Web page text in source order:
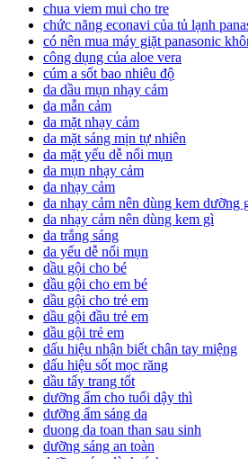
chua viem mui cho tre
chức năng econavi của tủ lạnh
có nên mua máy giặt panasonic
công dụng của aloe vera
cúm a sốt bao nhiêu độ
da dầu mụn nhạy cảm
da mẫn cảm
da mặt nhạy cảm
da mặt sáng mịn tự nhiên
da mặt yếu dễ nổi mụn
da mụn nhạy cảm
da nhạy cảm
da nhạy cảm nên dùng kem dưỡng
da nhạy cảm nên dùng kem gì
da trắng sáng
da yếu dễ nổi mụn
dầu gội cho bé
dầu gội cho em bé
dầu gội cho trẻ em
dầu gội đầu trẻ em
dầu gội trẻ em
dấu hiệu nhận biết chân tay miệng
dấu hiệu sốt mọc răng
dầu tẩy trang tốt
dưỡng ẩm cho tuổi dậy thì
dưỡng ẩm sáng da
duong da toan than sau sinh
dưỡng sáng an toàn